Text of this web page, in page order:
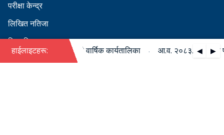
परीक्षा केन्द्र
लिखित नतिजा
सिफारिस
हाईलाइटहरू: ◀ ▶
०८४ को पदपूर्ति सम्बन्धी वार्षिक कार्यतालिका आ.व. २०८३/०८४ को